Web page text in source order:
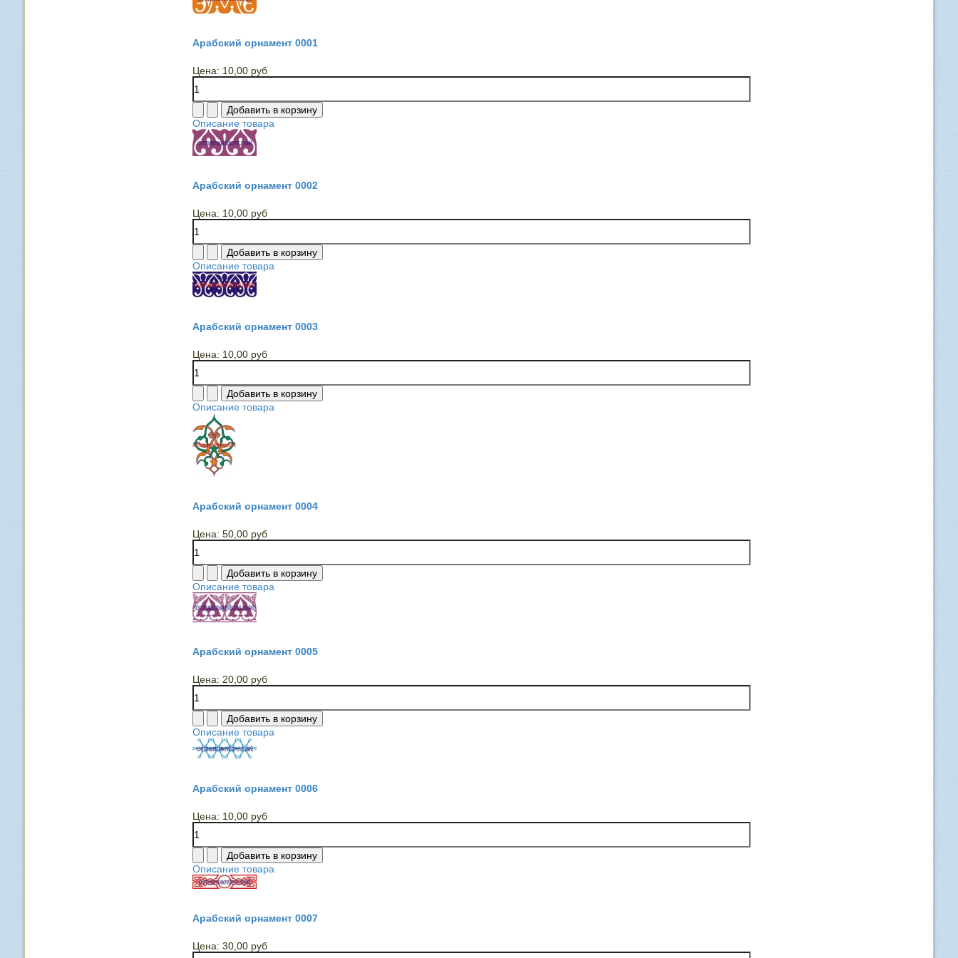
Арабский орнамент 0001
Цена: 10,00 руб
Описание товара
Арабский орнамент 0002
Цена: 10,00 руб
Описание товара
Арабский орнамент 0003
Цена: 10,00 руб
Описание товара
Арабский орнамент 0004
Цена: 50,00 руб
Описание товара
Арабский орнамент 0005
Цена: 20,00 руб
Описание товара
Арабский орнамент 0006
Цена: 10,00 руб
Описание товара
Арабский орнамент 0007
Цена: 30,00 руб